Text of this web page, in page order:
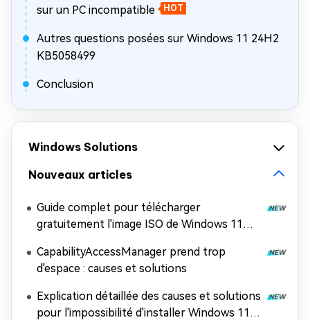
sur un PC incompatible
HOT
Autres questions posées sur Windows 11 24H2
KB5058499
Conclusion
Windows Solutions
Nouveaux articles
Guide complet pour télécharger
gratuitement l'image ISO de Windows 11
CapabilityAccessManager prend trop
d'espace : causes et solutions
Explication détaillée des causes et solutions
pour l'impossibilité d'installer Windows 11